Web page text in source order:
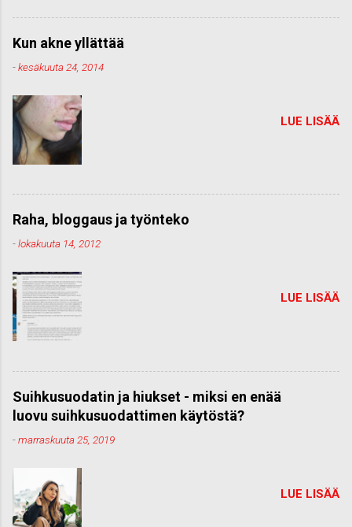
Kun akne yllättää
-kesäkuuta 24, 2014
LUE LISÄÄ
Raha, bloggaus ja työnteko
-lokakuuta 14, 2012
LUE LISÄÄ
Suihkusuodatin ja hiukset - miksi en enää
luovu suihkusuodattimen käytöstä?
-marraskuuta 25, 2019
LUE LISÄÄ